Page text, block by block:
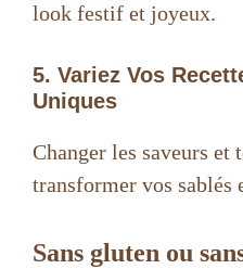
look festif et joyeux.
5. Variez Vos
Uniques
Changer les saveurs et
transformer vos sablés
Sans gluten ou